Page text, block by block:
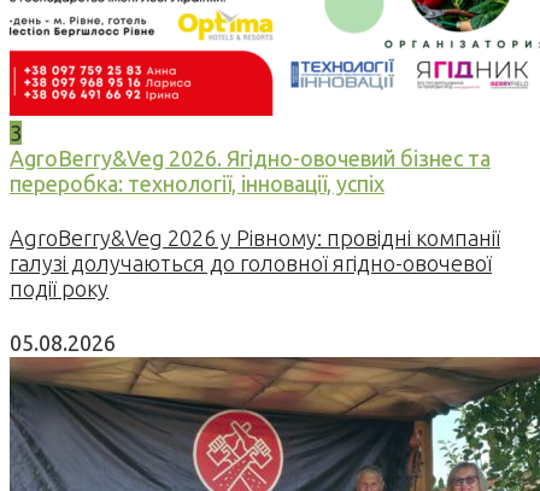
3
AgroBerry&Veg 2026. Ягідно-овочевий бізнес та
переробка: технології, інновації, успіх
AgroBerry&Veg 2026 у Рівному: провідні компанії
галузі долучаються до головної ягідно-овочевої
події року
05.08.2026